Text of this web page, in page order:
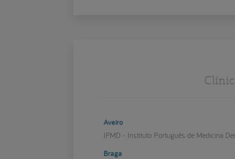
Aveiro
IPMD - Instituto Português de Medicina
Braga